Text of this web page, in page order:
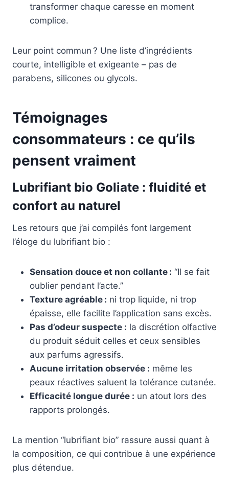
transformer chaque caresse en moment
complice.
Leur point commun ? Une liste d’ingrédients
courte, intelligible et exigeante – pas de
parabens, silicones ou glycols.
Témoignages
consommateurs : ce qu’ils
pensent vraiment
Lubrifiant bio Goliate : fluidité et
confort au naturel
Les retours que j’ai compilés font largement
l’éloge du lubrifiant bio :
Sensation douce et non collante : “Il se fait
oublier pendant l’acte.”
Texture agréable : ni trop liquide, ni trop
épaisse, elle facilite l’application sans excès.
Pas d’odeur suspecte : la discrétion olfactive
du produit séduit celles et ceux sensibles
aux parfums agressifs.
Aucune irritation observée : même les
peaux réactives saluent la tolérance cutanée.
Efficacité longue durée : un atout lors des
rapports prolongés.
La mention “lubrifiant bio” rassure aussi quant à
la composition, ce qui contribue à une expérience
plus détendue.